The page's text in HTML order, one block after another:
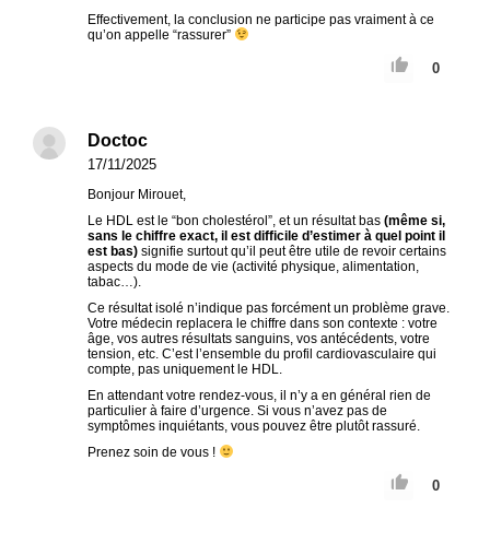
Effectivement, la conclusion ne participe pas vraiment à ce
qu’on appelle “rassurer”
0
Doctoc
17/11/2025
Bonjour Mirouet,
Le HDL est le “bon cholestérol”, et un résultat bas (même si,
sans le chiffre exact, il est difficile d’estimer à quel point il
est bas) signifie surtout qu’il peut être utile de revoir certains
aspects du mode de vie (activité physique, alimentation,
tabac…).
Ce résultat isolé n’indique pas forcément un problème grave.
Votre médecin replacera le chiffre dans son contexte : votre
âge, vos autres résultats sanguins, vos antécédents, votre
tension, etc. C’est l’ensemble du profil cardiovasculaire qui
compte, pas uniquement le HDL.
En attendant votre rendez-vous, il n’y a en général rien de
particulier à faire d’urgence. Si vous n’avez pas de
symptômes inquiétants, vous pouvez être plutôt rassuré.
Prenez soin de vous !
0